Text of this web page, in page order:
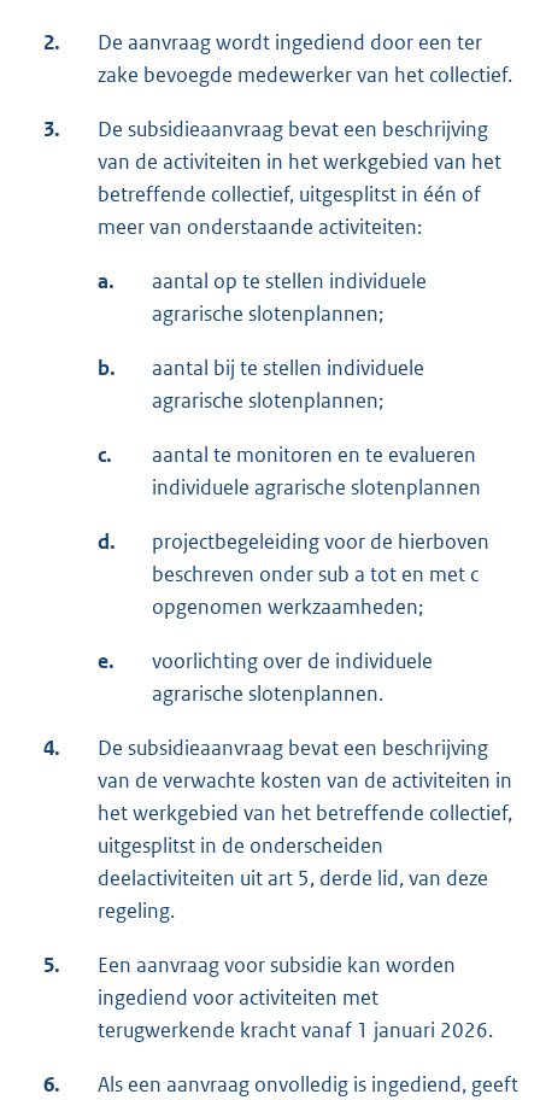
2.
De aanvraag wordt ingediend door een ter
zake bevoegde medewerker van het collectief.
3.
De subsidieaanvraag bevat een beschrijving
van de activiteiten in het werkgebied van het
betreffende collectief, uitgesplitst in één of
meer van onderstaande activiteiten:
a.
aantal op te stellen individuele
agrarische slotenplannen;
b.
aantal bij te stellen individuele
agrarische slotenplannen;
c.
aantal te monitoren en te evalueren
individuele agrarische slotenplannen
d.
projectbegeleiding voor de hierboven
beschreven onder sub a tot en met c
opgenomen werkzaamheden;
e.
voorlichting over de individuele
agrarische slotenplannen.
4.
De subsidieaanvraag bevat een beschrijving
van de verwachte kosten van de activiteiten in
het werkgebied van het betreffende collectief,
uitgesplitst in de onderscheiden
deelactiviteiten uit art 5, derde lid, van deze
regeling.
5.
Een aanvraag voor subsidie kan worden
ingediend voor activiteiten met
terugwerkende kracht vanaf 1 januari 2026.
6.
Als een aanvraag onvolledig is ingediend, geeft